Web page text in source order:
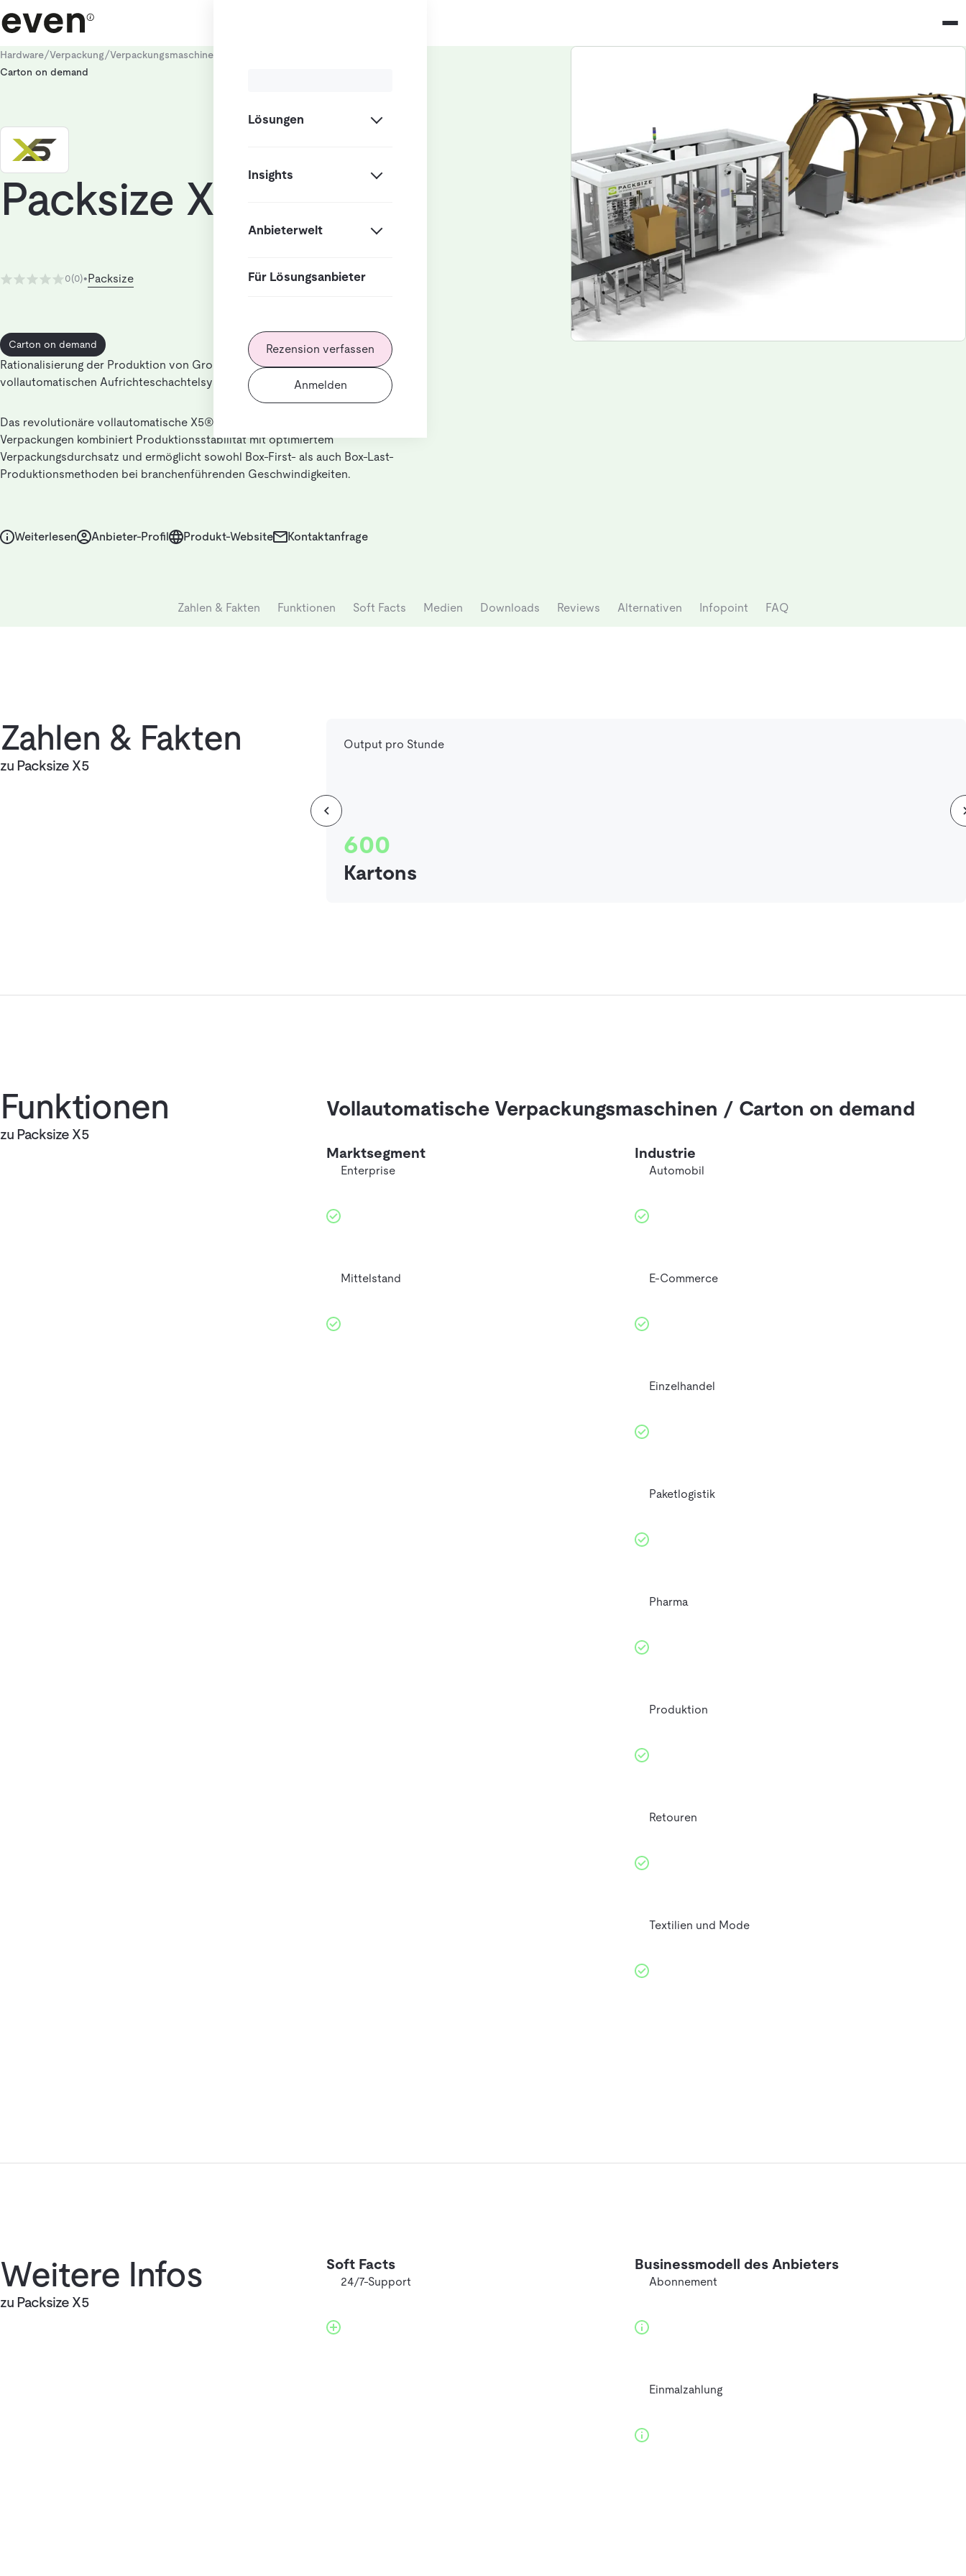
Lösungen
Insights
Anbieterwelt
Für Lösungsanbieter
Rezension verfassen
Anmelden
Hardware/Verpackung/Verpackungsmaschinen
Carton on demand
Packsize X5
0(0)•Packsize
Carton on demand
Rationalisierung der Produktion von Großaufträgen mit dem weltweit ersten
vollautomatischen Aufrichteschachtelsystem
Das revolutionäre vollautomatische X5®-System für bedarfsgerechte
Verpackungen kombiniert Produktionsstabilität mit optimiertem
Verpackungsdurchsatz und ermöglicht sowohl Box-First- als auch Box-Last-
Produktionsmethoden bei branchenführenden Geschwindigkeiten.
Weiterlesen Anbieter-Profil Produkt-Website Kontaktanfrage
Zahlen & Fakten Funktionen Soft Facts Medien Downloads Reviews Alternativen Infopoint FAQ
Zahlen & Fakten
zu Packsize X5
Output pro Stunde
600
Kartons
Funktionen
zu Packsize X5
Vollautomatische Verpackungsmaschinen / Carton on demand
Marktsegment
Enterprise
Mittelstand
Industrie
Automobil
E-Commerce
Einzelhandel
Paketlogistik
Pharma
Produktion
Retouren
Textilien und Mode
Weitere Infos
zu Packsize X5
Soft Facts
24/7-Support
Businessmodell des Anbieters
Abonnement
Einmalzahlung